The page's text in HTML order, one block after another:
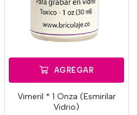
AGREGAR
Vimeril * 1 Onza (Esmirilar
Vidrio)